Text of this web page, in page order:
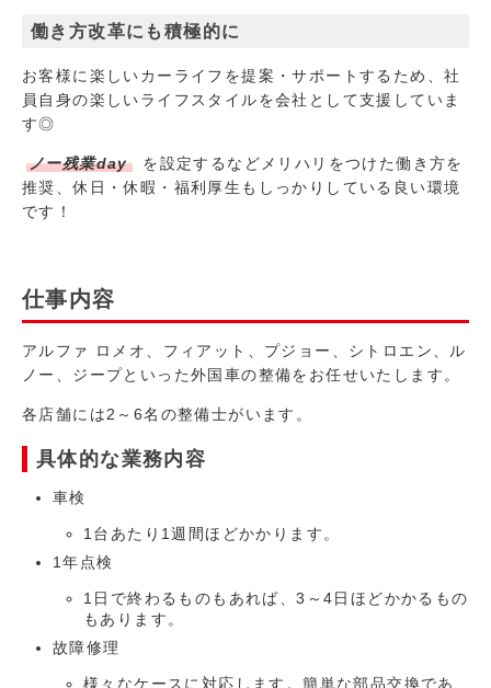
働き方改革にも積極的に
お客様に楽しいカーライフを提案・サポートするため、社
員自身の楽しいライフスタイルを会社として支援していま
す◎
ノー残業day
を設定するなどメリハリをつけた働き方を
推奨、休日・休暇・福利厚生もしっかりしている良い環境
です！
仕事内容
アルファ ロメオ、フィアット、プジョー、シトロエン、ル
ノー、ジープといった外国車の整備をお任せいたします。
各店舗には2～6名の整備士がいます。
具体的な業務内容
車検
1台あたり1週間ほどかかります。
1年点検
1日で終わるものもあれば、3～4日ほどかかるもの
もあります。
故障修理
様々なケースに対応します。簡単な部品交換であ